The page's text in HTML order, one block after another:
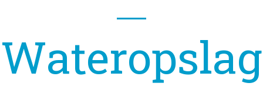
Wateropslag